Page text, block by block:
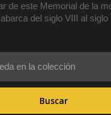
de este Memorial de la
del siglo VIII al siglo
Buscar